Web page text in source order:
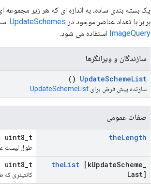
یک بسته بندی ساده، به اندازه ای که هر زیر مجموعه
برابر با تعداد عناصر موجود در UpdateSchemes
ImageQuery استفاده می شود.
سازندگان و ویرانگرها
UpdateSchemeList
()
سازنده پیش فرض برای UpdateSchemeList
صفات عمومی
theLength
uint8_t
طول لیست
theList [kUpdateScheme
Last]
uint8_t
کانتینری که